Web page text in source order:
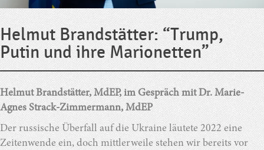
Helmut Brandstätter: “Trump,
Putin und ihre Marionetten”
Helmut Brandstätter, MdEP, im Gespräch mit Dr. Marie-
Agnes Strack-Zimmermann, MdEP
Der russische Überfall auf die Ukraine läutete 2022 eine
Zeitenwende ein, doch mittlerweile stehen wir bereits vor